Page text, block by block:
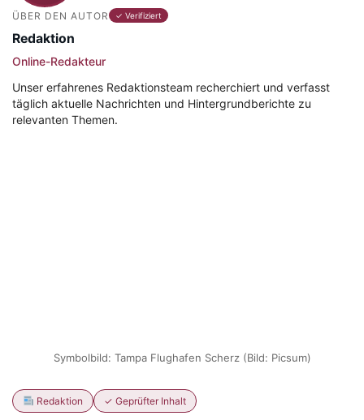
ÜBER DEN AUTOR ✓ Verifiziert
Redaktion
Online-Redakteur
Unser erfahrenes Redaktionsteam recherchiert und verfasst
täglich aktuelle Nachrichten und Hintergrundberichte zu
relevanten Themen.
Symbolbild: Tampa Flughafen Scherz (Bild: Picsum)
Redaktion ✓ Geprüfter Inhalt